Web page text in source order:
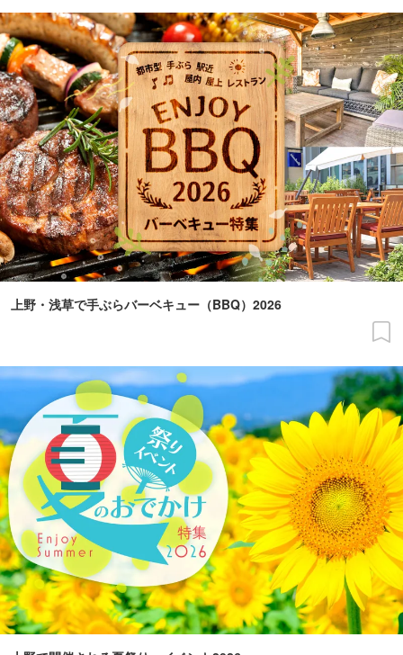
上野・浅草で手ぶらバーベキュー（BBQ）2026